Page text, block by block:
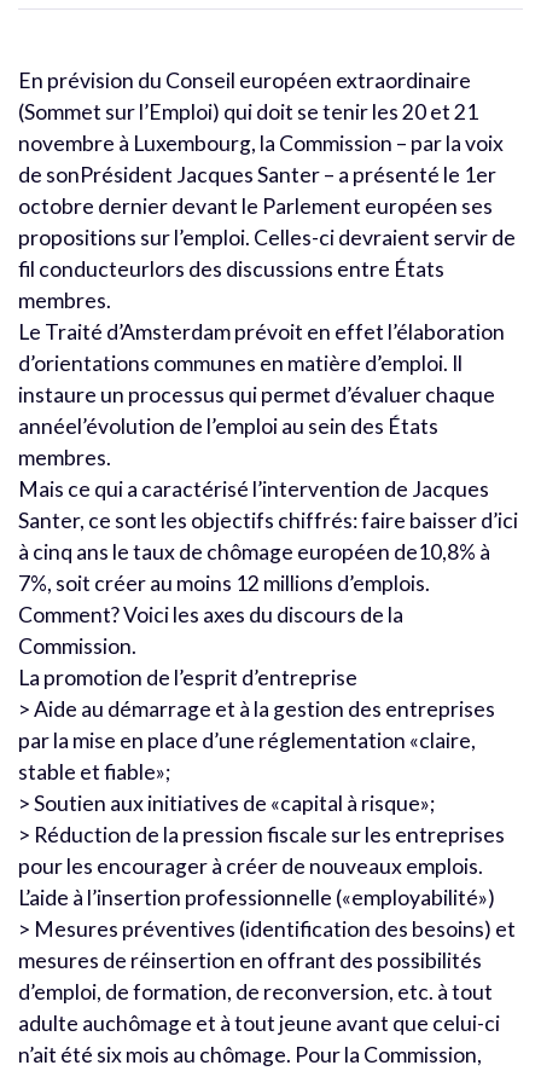
En prévision du Conseil européen extraordinaire
(Sommet sur l’Emploi) qui doit se tenir les 20 et 21
novembre à Luxembourg, la Commission – par la voix
de sonPrésident Jacques Santer – a présenté le 1er
octobre dernier devant le Parlement européen ses
propositions sur l’emploi. Celles-ci devraient servir de
fil conducteurlors des discussions entre États
membres.
Le Traité d’Amsterdam prévoit en effet l’élaboration
d’orientations communes en matière d’emploi. Il
instaure un processus qui permet d’évaluer chaque
annéel’évolution de l’emploi au sein des États
membres.
Mais ce qui a caractérisé l’intervention de Jacques
Santer, ce sont les objectifs chiffrés: faire baisser d’ici
à cinq ans le taux de chômage européen de10,8% à
7%, soit créer au moins 12 millions d’emplois.
Comment? Voici les axes du discours de la
Commission.
La promotion de l’esprit d’entreprise
> Aide au démarrage et à la gestion des entreprises
par la mise en place d’une réglementation «claire,
stable et fiable»;
> Soutien aux initiatives de «capital à risque»;
> Réduction de la pression fiscale sur les entreprises
pour les encourager à créer de nouveaux emplois.
L’aide à l’insertion professionnelle («employabilité»)
> Mesures préventives (identification des besoins) et
mesures de réinsertion en offrant des possibilités
d’emploi, de formation, de reconversion, etc. à tout
adulte auchômage et à tout jeune avant que celui-ci
n’ait été six mois au chômage. Pour la Commission,